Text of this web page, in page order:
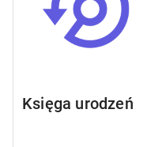
Księga urodzeń